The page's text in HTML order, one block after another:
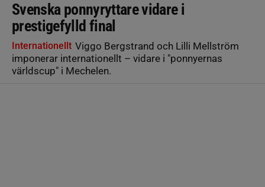
Svenska ponnyryttare vidare i
prestigefylld final
Internationellt Viggo Bergstrand och Lilli Mellström
imponerar internationellt – vidare i "ponnyernas
världscup" i Mechelen.